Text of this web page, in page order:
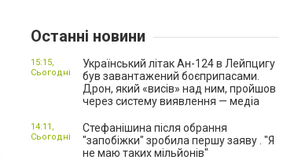
Останні новини
Український літак Ан-124 в Лейпцигу
був завантажений боєприпасами.
Дрон, який «висів» над ним, пройшов
через систему виявлення — медіа
15:15,
Сьогодні
Стефанішина після обрання
"запобіжки" зробила першу заяву . "Я
не маю таких мільйонів"
14:11,
Сьогодні